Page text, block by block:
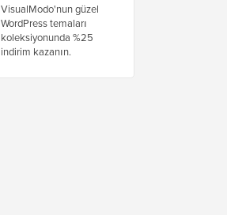
VisualModo'nun güzel
WordPress temaları
koleksiyonunda %25
indirim kazanın.